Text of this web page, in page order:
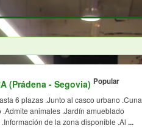
(Prádena - Segovia) Popular
6 plazas .Junto al casco urbano .Cuna
animales .Jardín amueblado
de la zona disponible .Al ...